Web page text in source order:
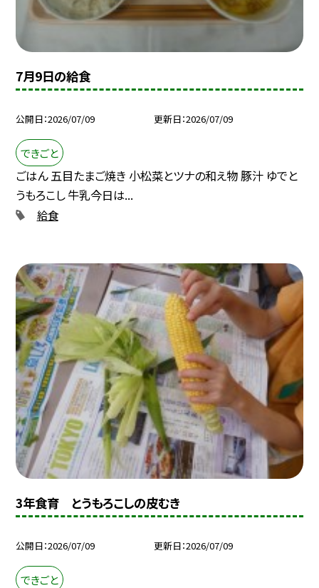
7月9日の給食
公開日 2026/07/09 更新日 2026/07/09
できごと
ごはん 五目たまご焼き 小松菜とツナの和え物 豚汁 ゆでと
うもろこし 牛乳今日は...
給食
3年食育 とうもろこしの皮むき
公開日 2026/07/09 更新日 2026/07/09
できごと